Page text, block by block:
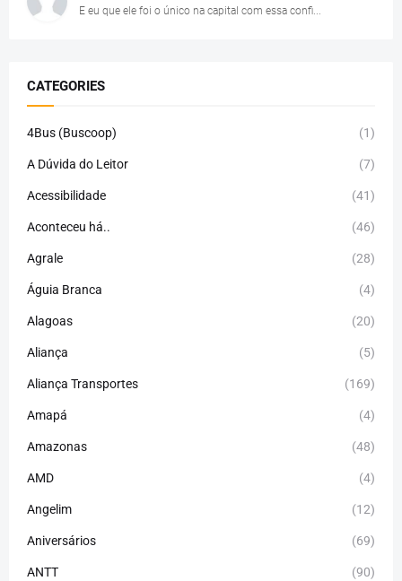
E eu que ele foi o único na capital com essa confi...
CATEGORIES
4Bus (Buscoop) (1)
A Dúvida do Leitor (7)
Acessibilidade (41)
Aconteceu há.. (46)
Agrale (28)
Águia Branca (4)
Alagoas (20)
Aliança (5)
Aliança Transportes (169)
Amapá (4)
Amazonas (48)
AMD (4)
Angelim (12)
Aniversários (69)
ANTT (90)